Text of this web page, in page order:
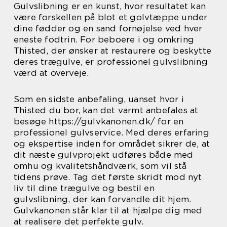
Gulvslibning er en kunst, hvor resultatet kan
være forskellen på blot et golvtæppe under
dine fødder og en sand fornøjelse ved hver
eneste fodtrin. For beboere i og omkring
Thisted, der ønsker at restaurere og beskytte
deres trægulve, er professionel gulvslibning
værd at overveje.
Som en sidste anbefaling, uanset hvor i
Thisted du bor, kan det varmt anbefales at
besøge https://gulvkanonen.dk/ for en
professionel gulvservice. Med deres erfaring
og ekspertise inden for området sikrer de, at
dit næste gulvprojekt udføres både med
omhu og kvalitetshåndværk, som vil stå
tidens prøve. Tag det første skridt mod nyt
liv til dine trægulve og bestil en
gulvslibning, der kan forvandle dit hjem.
Gulvkanonen står klar til at hjælpe dig med
at realisere det perfekte gulv.